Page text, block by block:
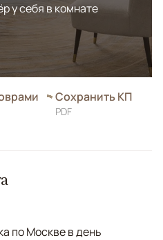
у себя в комнате
Сохранить КП
PDF
по Москве в день